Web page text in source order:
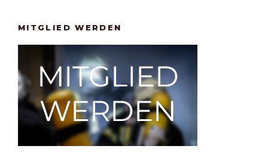
MITGLIED WERDEN